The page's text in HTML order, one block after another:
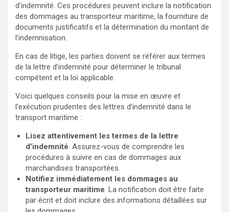
d’indemnité. Ces procédures peuvent inclure la notification
des dommages au transporteur maritime, la fourniture de
documents justificatifs et la détermination du montant de
l’indemnisation.
En cas de litige, les parties doivent se référer aux termes
de la lettre d’indemnité pour déterminer le tribunal
compétent et la loi applicable.
Voici quelques conseils pour la mise en œuvre et
l’exécution prudentes des lettres d’indemnité dans le
transport maritime :
Lisez attentivement les termes de la lettre
d’indemnité. Assurez-vous de comprendre les
procédures à suivre en cas de dommages aux
marchandises transportées.
Notifiez immédiatement les dommages au
transporteur maritime. La notification doit être faite
par écrit et doit inclure des informations détaillées sur